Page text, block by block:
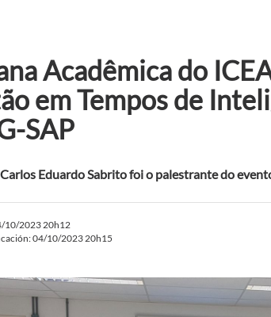
Acadêmica do
em Tempos de
SAP
Eduardo Sabrito foi o palestrante do
10/2023 20h12
04/10/2023 20h15